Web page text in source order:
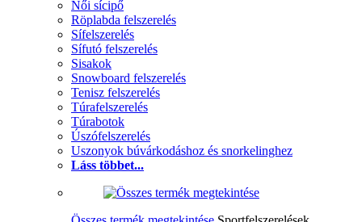
Női sícipő
Röplabda felszerelés
Sífelszerelés
Sífutó felszerelés
Sisakok
Snowboard felszerelés
Tenisz felszerelés
Túrafelszerelés
Túrabotok
Úszófelszerelés
Uszonyok búvárkodáshoz és snorkelinghez
Láss többet...